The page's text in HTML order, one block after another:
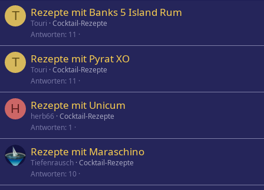
T Rezepte mit Banks 5 Island Rum
Touri Cocktail-Rezepte
Antworten 11
T Rezepte mit Pyrat XO
Touri Cocktail-Rezepte
Antworten 11
H Rezepte mit Unicum
herb66 Cocktail-Rezepte
Antworten 1
Rezepte mit Maraschino
Tiefenrausch Cocktail-Rezepte
Antworten 10